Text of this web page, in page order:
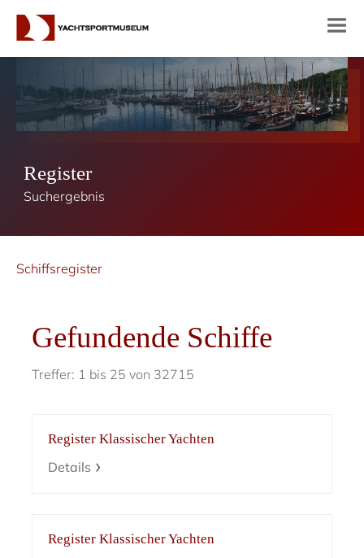
Register
Suchergebnis
Schiffsregister
Gefundende Schiffe
Treffer: 1 bis 25 von 32715
Register Klassischer Yachten
Details
Register Klassischer Yachten